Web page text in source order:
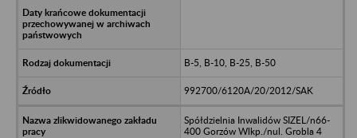
B-5, B-10, B-25, B-50
992700/6120A/20/2012/SAK
Spółdzielnia Inwalidów SIZEL/n66-
400 Gorzów Wlkp./nul. Grobla 4